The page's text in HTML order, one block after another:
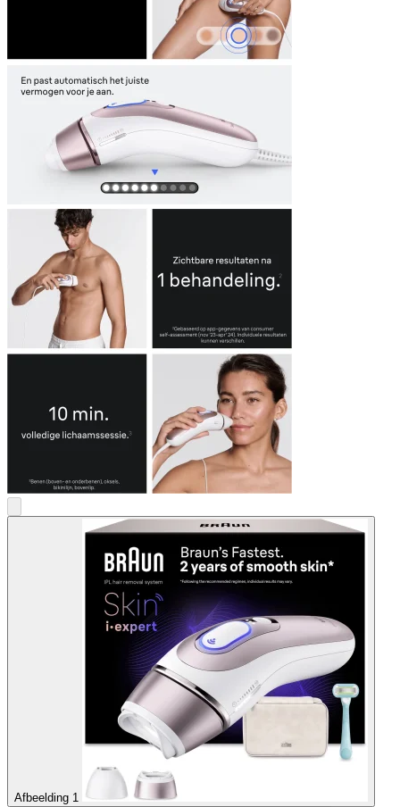
Afbeelding 1